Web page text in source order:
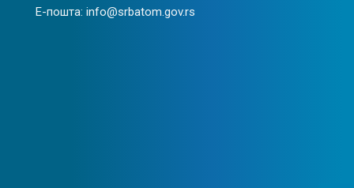
Е-пошта: info@srbatom.gov.rs